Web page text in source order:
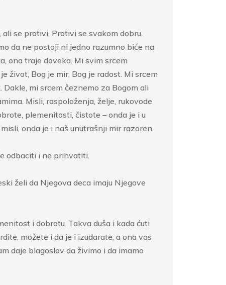
se protivi. Protivi se svakom dobru.
da ne postoji ni jedno razumno biće na
ona traje doveka. Mi svim srcem
život, Bog je mir, Bog je radost. Mi srcem
mi srcem čeznemo za Bogom ali
Misli, raspoloženja, želje, rukovode
plemenitosti, čistote – onda je i u
onda je i naš unutrašnji mir razoren.
odbaciti i ne prihvatiti.
želi da Njegova deca imaju Njegove
i dobrotu. Takva duša i kada ćuti
možete i da je i izudarate, a ona vas
daje blagoslov da živimo i da imamo